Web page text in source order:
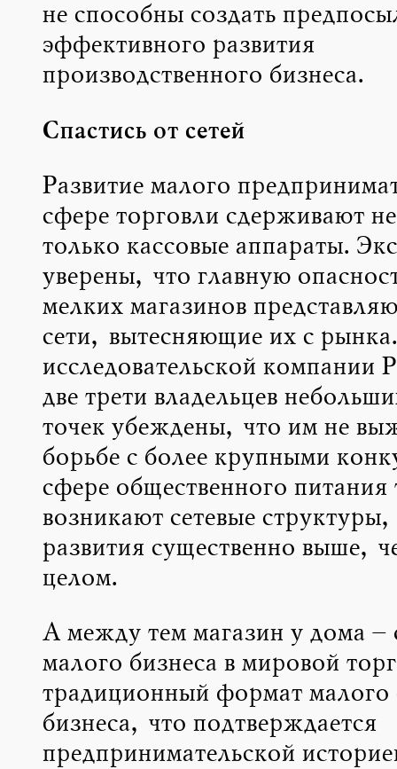
не способны создать
эффективного развития
производственного бизнеса.
Спастись от сетей
Развитие малого
сфере торговли сдерживают
только кассовые аппараты.
уверены, что главную
мелких магазинов
сети, вытесняющие их с
исследовательской компании
две трети владельцев
точек убеждены, что им не
борьбе с более крупными
сфере общественного питания
возникают сетевые
развития существенно выше,
целом.
А между тем магазин у дома –
малого бизнеса в мировой
традиционный формат малого
бизнеса, что подтверждается
предпринимательской